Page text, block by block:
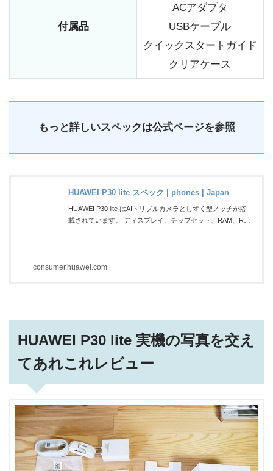
付属品
ACアダプタ
USBケーブル
クイックスタートガイド
クリアケース
もっと詳しいスペックは公式ページを参照
HUAWEI P30 lite スペック | phones | Japan
HUAWEI P30 lite はAIトリプルカメラとしずく型ノッチが搭
載されています。 ディスプレイ、チップセット、RAM、RO
consumer.huawei.com
HUAWEI P30 lite 実機の写真を交え
てあれこれレビュー